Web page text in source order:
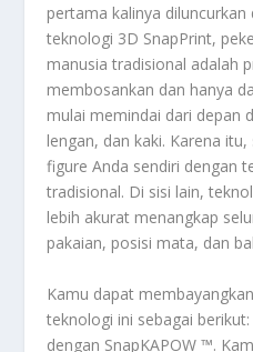
pertama kalinya diluncurkan
teknologi 3D SnapPrint,
manusia tradisional adalah
membosankan dan hanya
mulai memindai dari depan
lengan, dan kaki. Karena
figure Anda sendiri dengan
tradisional. Di sisi lain,
lebih akurat menangkap
pakaian, posisi mata, dan
Kamu dapat
teknologi ini sebagai
dengan SnapKAPOW ™.